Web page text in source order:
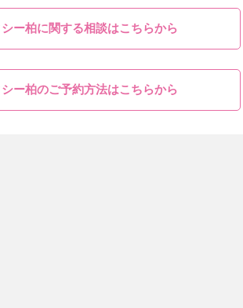
ー柏に関する相談はこちらから
ー柏のご予約方法はこちらから